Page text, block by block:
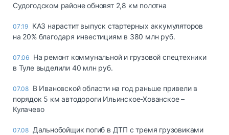
Судогодском районе обновят 2,8 км полотна
07:19 КАЗ нарастит выпуск стартерных аккумуляторов
на 20% благодаря инвестициям в 380 млн руб.
07:06 На ремонт коммунальной и грузовой спецтехники
в Туле выделили 40 млн руб.
07.08 В Ивановской области на год раньше привели в
порядок 5 км автодороги Ильинское-Хованское –
Кулачево
07.08 Дальнобойщик погиб в ДТП с тремя грузовиками